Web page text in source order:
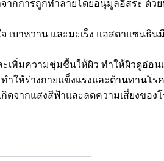
กการถูกทำลายโดยอนุมูลอิสระ ด้ว
จ เบาหวาน และมะเร็ง แอสตาแซน
เพิ่มความชุ่มชื้นให้ผิว ทำให้ผิวดูอ่อนเ
ให้ร่างกายแข็งแรงและต้านทานโร
จากแสงสีฟ้าและลดความเสี่ยงขอ